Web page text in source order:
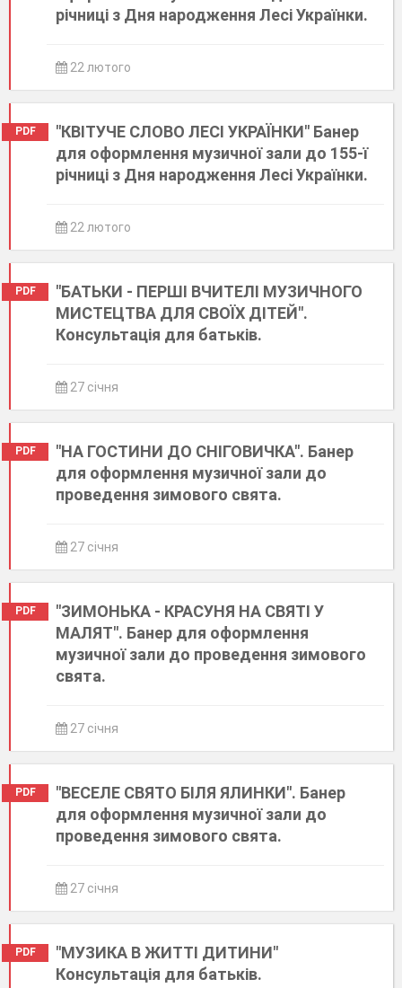
річниці з Дня народження Лесі Українки.
22 лютого
PDF
"КВІТУЧЕ СЛОВО ЛЕСІ УКРАЇНКИ" Банер
для оформлення музичної зали до 155-ї
річниці з Дня народження Лесі Українки.
22 лютого
PDF
"БАТЬКИ - ПЕРШІ ВЧИТЕЛІ МУЗИЧНОГО
МИСТЕЦТВА ДЛЯ СВОЇХ ДІТЕЙ".
Консультація для батьків.
27 січня
PDF
"НА ГОСТИНИ ДО СНІГОВИЧКА". Банер
для оформлення музичної зали до
проведення зимового свята.
27 січня
PDF
"ЗИМОНЬКА - КРАСУНЯ НА СВЯТІ У
МАЛЯТ". Банер для оформлення
музичної зали до проведення зимового
свята.
27 січня
PDF
"ВЕСЕЛЕ СВЯТО БІЛЯ ЯЛИНКИ". Банер
для оформлення музичної зали до
проведення зимового свята.
27 січня
PDF
"МУЗИКА В ЖИТТІ ДИТИНИ"
Консультація для батьків.